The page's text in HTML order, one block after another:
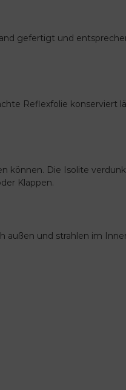
gefertigt und
Reflexfolie konserviert
können. Die Isolite
Klappen.
außen und strahlen im